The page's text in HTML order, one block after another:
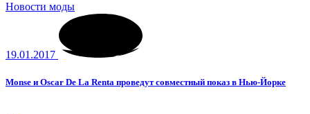
Новости моды
19.01.2017
Monse и Oscar De La Renta проведут совместный показ в Нью-Йорке